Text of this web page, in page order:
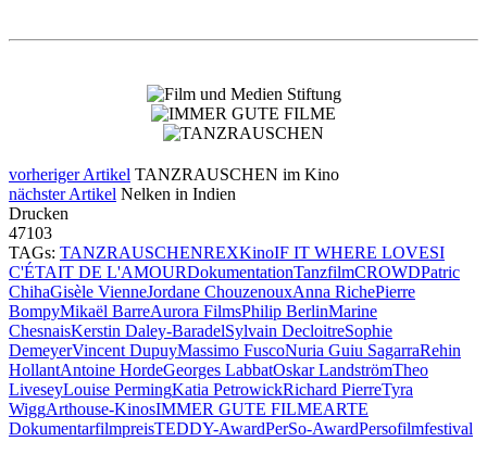
vorheriger Artikel TANZRAUSCHEN im Kino
nächster Artikel Nelken in Indien
Drucken
47103
TAGs: TANZRAUSCHENREXKinoIF IT WHERE LOVESI
C'ÉTAIT DE L'AMOURDokumentationTanzfilmCROWDPatric
ChihaGisèle VienneJordane ChouzenouxAnna RichePierre
BompyMikaël BarreAurora FilmsPhilip BerlinMarine
ChesnaisKerstin Daley-BaradelSylvain DecloitreSophie
DemeyerVincent DupuyMassimo FuscoNuria Guiu SagarraRehin
HollantAntoine HordeGeorges LabbatOskar LandströmTheo
LiveseyLouise PermingKatia PetrowickRichard PierreTyra
WiggArthouse-KinosIMMER GUTE FILMEARTE
DokumentarfilmpreisTEDDY-AwardPerSo-AwardPersofilmfestival